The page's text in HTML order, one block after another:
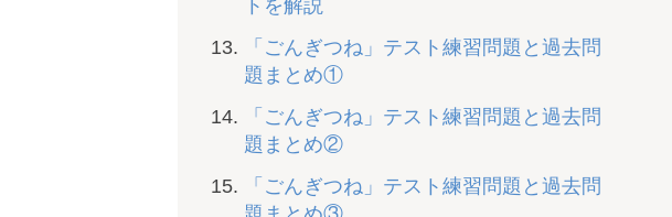
トを解説
「ごんぎつね」テスト練習問題と過去問
題まとめ①
「ごんぎつね」テスト練習問題と過去問
題まとめ②
「ごんぎつね」テスト練習問題と過去問